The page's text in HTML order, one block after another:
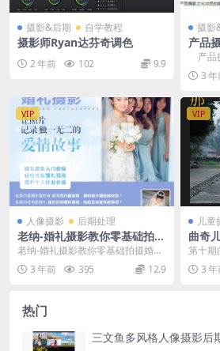
摄影&后期 自学教程
摄影师Ryan达芬奇调色
2 年前 102 9.9
摄影
产品
课程
产品
化妆品
3
VIP
人像摄影 后期处理
老纳-婚礼摄影教你零基础拍摄
婚礼全流程
老纳-婚礼摄影教你零基础拍摄婚礼
全流程蜂鸟微课堂，蜂鸟摄影 老纳
老师带你重现婚礼...
3 年前 395 12.9
VIP
儿童
曲奇
第十期
3
热门
三文鱼多风格人像摄影后